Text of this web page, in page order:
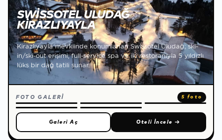
SWISSOTEL ULUDAĞ
KIRAZLIYAYLA
Kirazlıyayla mevkiinde konumlanan Swissotel Uludağ; ski-
in/ski-out erişimi, full-service spa ve iki restoranıyla 5 yıldızlı
lüks bir dağ tatili sunar.
FOTO GALERİ 5 foto
Galeri Aç Oteli İncele →